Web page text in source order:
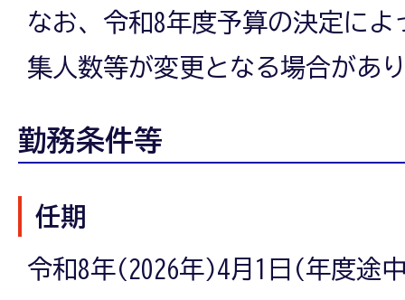
なお、令和8年度予算の決定に
集人数等が変更となる場合があ
勤務条件等
任期
令和8年(2026年)4月1日(年度途